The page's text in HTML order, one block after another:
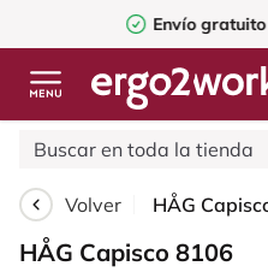
Envío gratuito
Volver
HÅG Capisco 8106